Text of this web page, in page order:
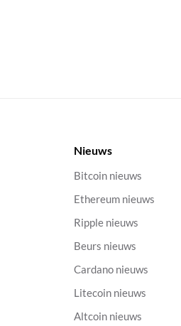
Nieuws
Bitcoin nieuws
Ethereum nieuws
Ripple nieuws
Beurs nieuws
Cardano nieuws
Litecoin nieuws
Altcoin nieuws